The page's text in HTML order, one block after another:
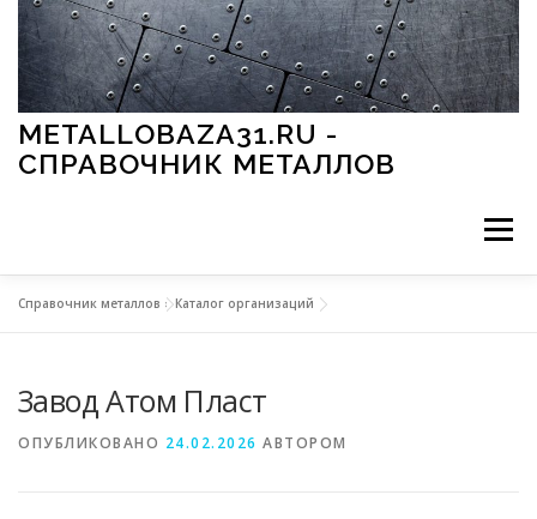
Перейти к содержимому
METALLOBAZA31.RU -
СПРАВОЧНИК МЕТАЛЛОВ
Меню
МЕТАЛЛЫ И ОКРУЖАЮЩАЯ СРЕДА
Справочник металлов »Каталог организаций
Завод Атом Пласт
ОПУБЛИКОВАНО 24.02.2026 АВТОРОМ